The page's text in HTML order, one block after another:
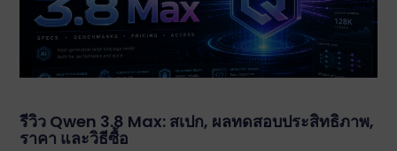
รีวิว Qwen 3.8 Max: สเปก, ผลทดสอบประสิทธิภาพ,
ราคา และวิธีซื้อ